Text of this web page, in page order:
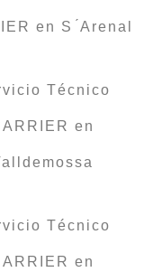
en S ́Arenal
Técnico
en
Técnico
en